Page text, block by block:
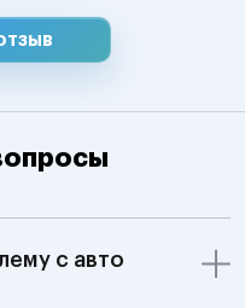
с авто